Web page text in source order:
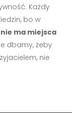
Każdy
bo w
nie ma miejsca
dbamy, żeby
nie